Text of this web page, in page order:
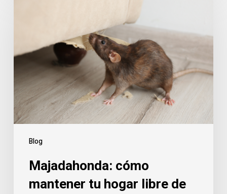
Blog
hogar
roedores
con
la
llegada
Majadahonda: cómo
mantener tu hogar libre de